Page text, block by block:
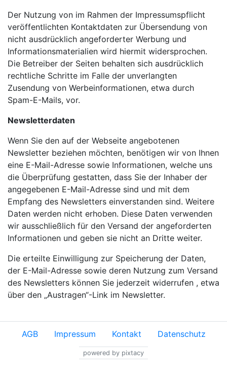
Der Nutzung von im Rahmen der Impressumspflicht
veröffentlichten Kontaktdaten zur Übersendung von
nicht ausdrücklich angeforderter Werbung und
Informationsmaterialien wird hiermit widersprochen.
Die Betreiber der Seiten behalten sich ausdrücklich
rechtliche Schritte im Falle der unverlangten
Zusendung von Werbeinformationen, etwa durch
Spam-E-Mails, vor.
Newsletterdaten
Wenn Sie den auf der Webseite angebotenen
Newsletter beziehen möchten, benötigen wir von Ihnen
eine E-Mail-Adresse sowie Informationen, welche uns
die Überprüfung gestatten, dass Sie der Inhaber der
angegebenen E-Mail-Adresse sind und mit dem
Empfang des Newsletters einverstanden sind. Weitere
Daten werden nicht erhoben. Diese Daten verwenden
wir ausschließlich für den Versand der angeforderten
Informationen und geben sie nicht an Dritte weiter.
Die erteilte Einwilligung zur Speicherung der Daten,
der E-Mail-Adresse sowie deren Nutzung zum Versand
des Newsletters können Sie jederzeit widerrufen , etwa
über den „Austragen“-Link im Newsletter.
AGB Impressum Kontakt Datenschutz
powered by pixtacy